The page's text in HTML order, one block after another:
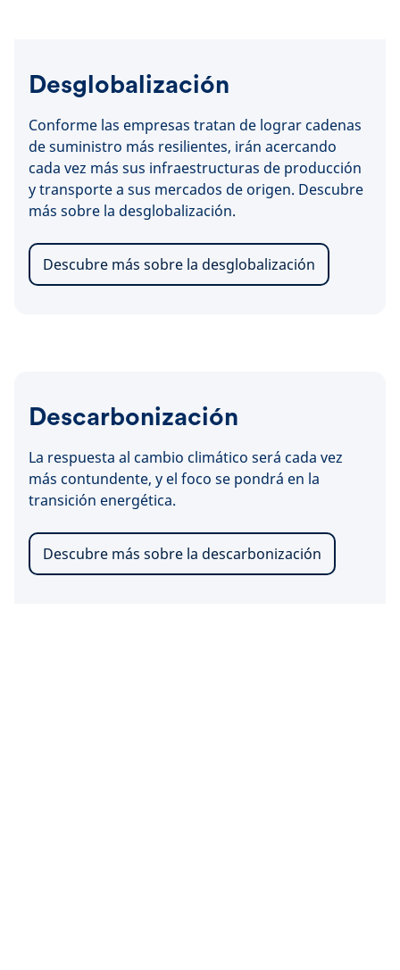
Desglobalización
Conforme las empresas tratan de lograr cadenas
de suministro más resilientes, irán acercando
cada vez más sus infraestructuras de producción
y transporte a sus mercados de origen. Descubre
más sobre la desglobalización.
Descubre más sobre la desglobalización
Descarbonización
La respuesta al cambio climático será cada vez
más contundente, y el foco se pondrá en la
transición energética.
Descubre más sobre la descarbonización